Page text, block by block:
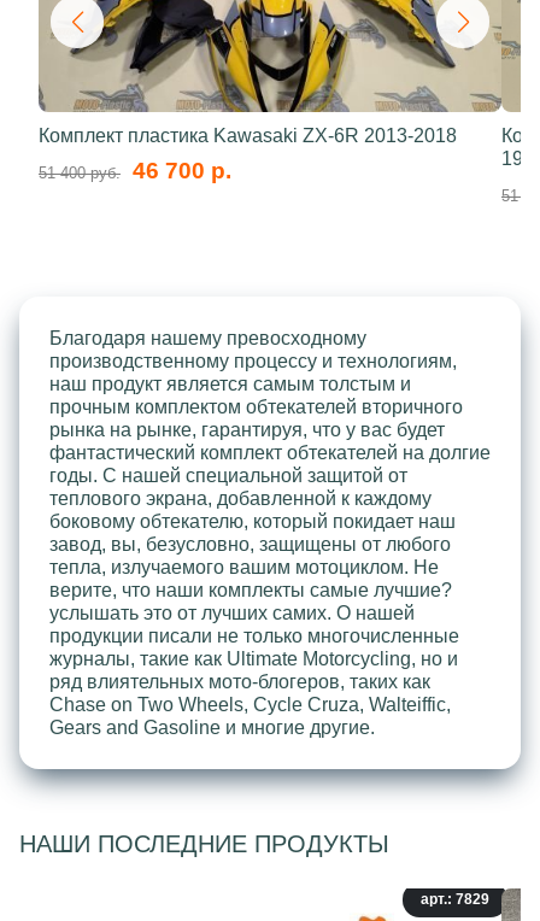
Комплект пластика Kawasaki ZX-6R 2013-2018
51 400 руб. 46 700 р.
51
Благодаря нашему превосходному
производственному процессу и технологиям,
наш продукт является самым толстым и
прочным комплектом обтекателей вторичного
рынка на рынке, гарантируя, что у вас будет
фантастический комплект обтекателей на долгие
годы. С нашей специальной защитой от
теплового экрана, добавленной к каждому
боковому обтекателю, который покидает наш
завод, вы, безусловно, защищены от любого
тепла, излучаемого вашим мотоциклом. Не
верите, что наши комплекты самые лучшие?
услышать это от лучших самих. О нашей
продукции писали не только многочисленные
журналы, такие как Ultimate Motorcycling, но и
ряд влиятельных мото-блогеров, таких как
Chase on Two Wheels, Cycle Cruza, Walteiffic,
Gears and Gasoline и многие другие.
НАШИ ПОСЛЕДНИЕ ПРОДУКТЫ
арт.: 7829